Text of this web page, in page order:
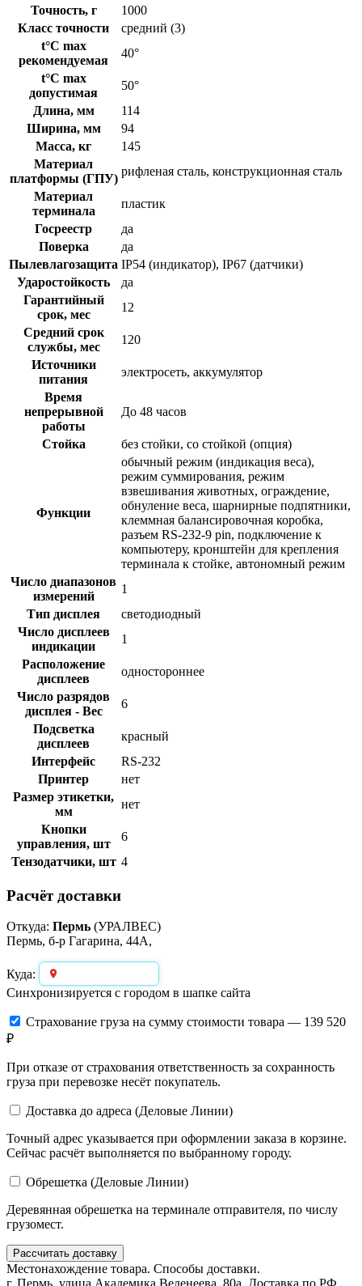
Точность, г
1000
Класс точности
средний (3)
t°C max
рекомендуемая
40°
t°C max
допустимая
50°
Длина, мм
114
Ширина, мм
94
Масса, кг
145
Материал
платформы (ГПУ)
рифленая сталь, конструкционная сталь
Материал
терминала
пластик
Госреестр
да
Поверка
да
Пылевлагозащита IP54 (индикатор), IP67 (датчики)
Ударостойкость
да
Гарантийный
срок, мес
12
Средний срок
службы, мес
120
Источники
питания
электросеть, аккумулятор
Время
непрерывной
работы
До 48 часов
Стойка без стойки, со стойкой (опция)
Функции
обычный режим (индикация веса),
режим суммирования, режим
взвешивания животных, ограждение,
обнуление веса, шарнирные подпятники,
клеммная балансировочная коробка,
разъем RS-232-9 pin, подключение к
компьютеру, кронштейн для крепления
терминала к стойке, автономный режим
Число диапазонов
измерений
1
Тип дисплея
светодиодный
Число дисплеев
индикации
1
Расположение
дисплеев
одностороннее
Число разрядов
дисплея - Вес
6
Подсветка
дисплеев
красный
Интерфейс
RS-232
Принтер
нет
Размер этикетки,
мм
нет
Кнопки
управления, шт
6
Тензодатчики, шт 4
Расчёт доставки
Откуда: Пермь (УРАЛВЕС)
Пермь, б-р Гагарина, 44А,
Куда:
Синхронизируется с городом в шапке сайта
Страхование груза на сумму стоимости товара — 139 520
₽
При отказе от страхования ответственность за сохранность
груза при перевозке несёт покупатель.
Доставка до адреса (Деловые Линии)
Точный адрес указывается при оформлении заказа в корзине.
Сейчас расчёт выполняется по выбранному городу.
Обрешетка (Деловые Линии)
Деревянная обрешетка на терминале отправителя, по числу
грузомест.
Рассчитать доставку
Местонахождение товара. Способы доставки.